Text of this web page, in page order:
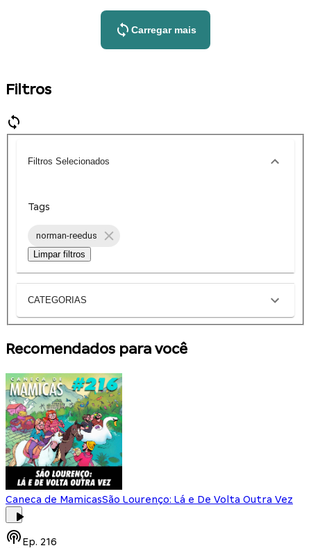
Carregar mais
Filtros
Filtros Selecionados
Tags
norman-reedus
Limpar filtros
CATEGORIAS
Recomendados para você
Caneca de MamicasSão Lourenço: Lá e De Volta Outra Vez
Ep. 216